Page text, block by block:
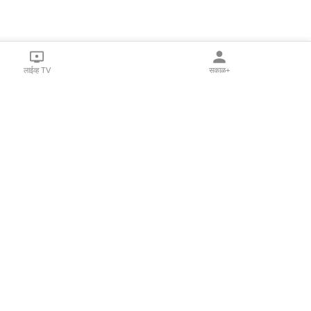
लाईव्ह TV सकाळ+